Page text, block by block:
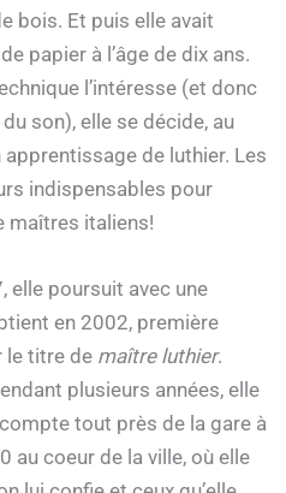
bois. Et puis elle avait
papier à l’âge de dix ans.
l’intéresse (et donc
son), elle se décide, au
de luthier. Les
indispensables pour
maîtres italiens!
elle poursuit avec une
en 2002, première
le titre de maître luthier.
plusieurs années, elle
tout près de la gare à
au coeur de la ville, où elle